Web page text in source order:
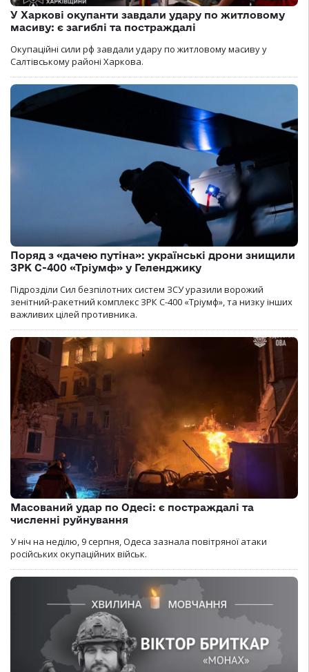
У Харкові окупанти завдали удару по житловому
масиву: є загиблі та постраждалі
Окупаційні сили рф завдали удару по житловому масиву у
Салтівському районі Харкова.
Поряд з «дачею путіна»: українські дрони знищили
ЗРК С-400 «Тріумф» у Геленджику
Підрозділи Сил безпілотних систем ЗСУ уразили ворожий
зенітний-ракетний комплекс ЗРК С-400 «Тріумф», та низку інших
важливих цілей противника.
Масований удар по Одесі: є постраждалі та
численні руйнування
У ніч на неділю, 9 серпня, Одеса зазнала повітряної атаки
російських окупаційних військ.